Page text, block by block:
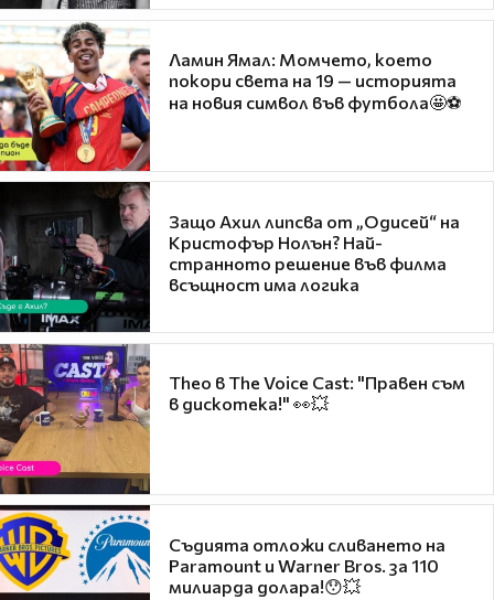
Ламин Ямал: Момчето, което
покори света на 19 — историята
на новия символ във футбола🤩⚽
Защо Ахил липсва от „Одисей“ на
Кристофър Нолън? Най-
странното решение във филма
всъщност има логика
Theo в The Voice Cast: "Правен съм
в дискотека!" 👀💥
Съдията отложи сливането на
Paramount и Warner Bros. за 110
милиарда долара!😯💥